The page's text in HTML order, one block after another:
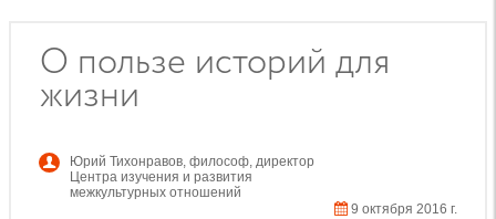
О пользе историй для
жизни
Юрий Тихонравов, философ, директор
Центра изучения и развития
межкультурных отношений
9 октября 2016 г.